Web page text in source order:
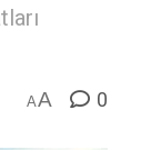
AA 0